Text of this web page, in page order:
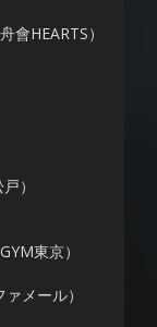
HEARTS）
）
東京）
メール）